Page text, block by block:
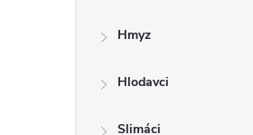
Hmyz
Hlodavci
Slimáci